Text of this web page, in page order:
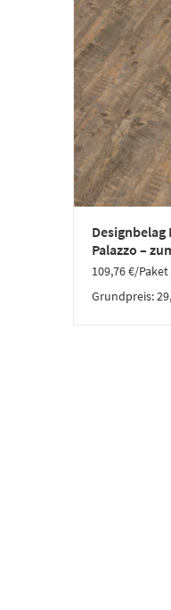
Designbelag
Palazzo –
109,76€/Paket
Grundpreis: